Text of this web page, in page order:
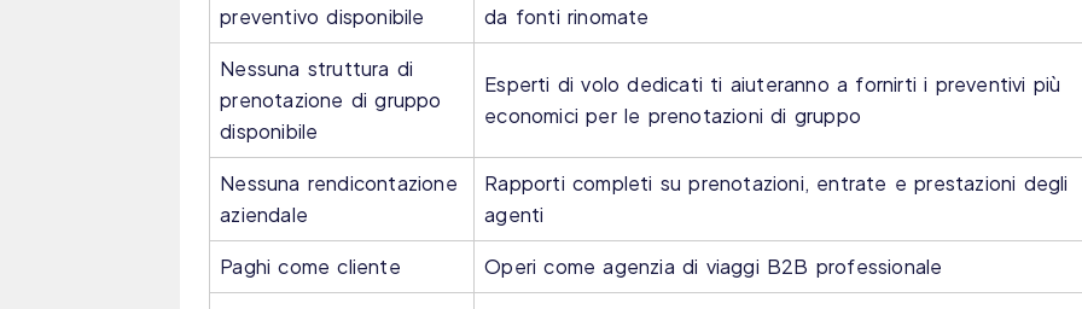
preventivo disponibile
da fonti rinomate
Nessuna struttura di
prenotazione di gruppo
disponibile
Esperti di volo dedicati ti aiuteranno a fornirti i preventivi più
economici per le prenotazioni di gruppo
Nessuna rendicontazione
aziendale
Rapporti completi su prenotazioni, entrate e prestazioni degli
agenti
Paghi come cliente Operi come agenzia di viaggi B2B professionale